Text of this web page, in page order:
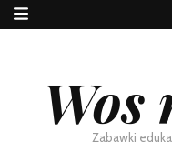
Wos
Zabawki